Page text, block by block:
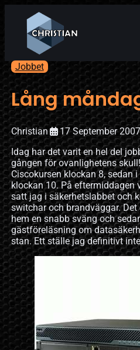
Jobbet
Lång
Christian
17 September 2007
Idag har det varit en hel del
gången för ovanlighetens
Ciscokursen klockan 8, sedan
klockan 10. På eftermiddagen
satt jag i säkerhetslabbet och
switchar och brandväggar.
hem en snabb sväng och
gästföreläsning om
stan. Ett ställe jag definitivt